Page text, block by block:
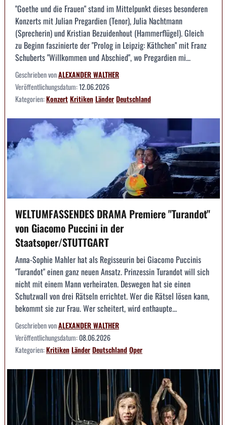
"Goethe und die Frauen" stand im Mittelpunkt dieses besonderen
Konzerts mit Julian Pregardien (Tenor), Julia Nachtmann
(Sprecherin) und Kristian Bezuidenhout (Hammerflügel). Gleich
zu Beginn faszinierte der "Prolog in Leipzig: Käthchen" mit Franz
Schuberts "Willkommen und Abschied", wo Pregardien mi...
Geschrieben vonALEXANDER WALTHER
Veröffentlichungsdatum:12.06.2026
Kategorien:KonzertKritikenLänderDeutschland
WELTUMFASSENDES DRAMA Premiere "Turandot"
von Giacomo Puccini in der
Staatsoper/STUTTGART
Anna-Sophie Mahler hat als Regisseurin bei Giacomo Puccinis
"Turandot" einen ganz neuen Ansatz. Prinzessin Turandot will sich
nicht mit einem Mann verheiraten. Deswegen hat sie einen
Schutzwall von drei Rätseln errichtet. Wer die Rätsel lösen kann,
bekommt sie zur Frau. Wer scheitert, wird enthaupte...
Geschrieben vonALEXANDER WALTHER
Veröffentlichungsdatum:08.06.2026
Kategorien:KritikenLänderDeutschlandOper